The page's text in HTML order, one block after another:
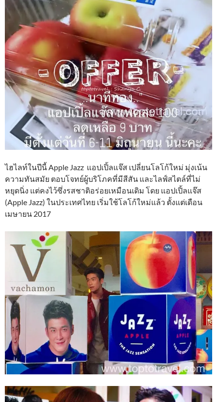
ไฮไลท์ในปีนี้ Apple Jazz แอปเปิ้ลแจ๊ส เปลี่ยนโลโก้ใหม่ มุ่งเน้น
ความทันสมัย ตอบโจทย์ผู้บริโภคที่มีสีสัน และไลฟ์สไตล์ที่ไม่
หยุดนิ่ง แต่คงไว้ซึ่งรสชาติอร่อยเหมือนเดิม โดย แอปเปิ้ลแจ๊ส
(Apple Jazz) ในประเทศไทย เริ่มใช้โลโก้ใหม่แล้ว ตั้งแต่เดือน
เมษายน 2017